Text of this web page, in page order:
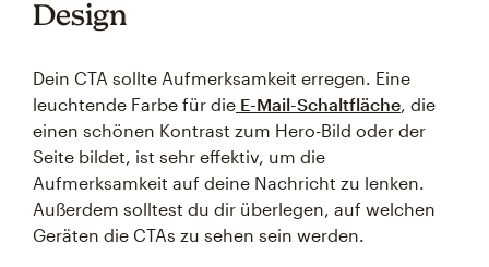
Design
Dein CTA sollte Aufmerksamkeit erregen. Eine
leuchtende Farbe für die E-Mail-Schaltfläche, die
einen schönen Kontrast zum Hero-Bild oder der
Seite bildet, ist sehr effektiv, um die
Aufmerksamkeit auf deine Nachricht zu lenken.
Außerdem solltest du dir überlegen, auf welchen
Geräten die CTAs zu sehen sein werden.